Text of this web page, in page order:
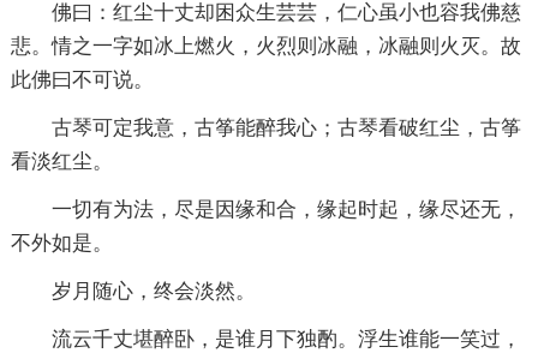
佛曰：红尘十丈却困众生芸芸，仁心虽小也容我佛慈
悲。情之一字如冰上燃火，火烈则冰融，冰融则火灭。故
此佛曰不可说。
古琴可定我意，古筝能醉我心；古琴看破红尘，古筝
看淡红尘。
一切有为法，尽是因缘和合，缘起时起，缘尽还无，
不外如是。
岁月随心，终会淡然。
流云千丈堪醉卧，是谁月下独酌。浮生谁能一笑过，